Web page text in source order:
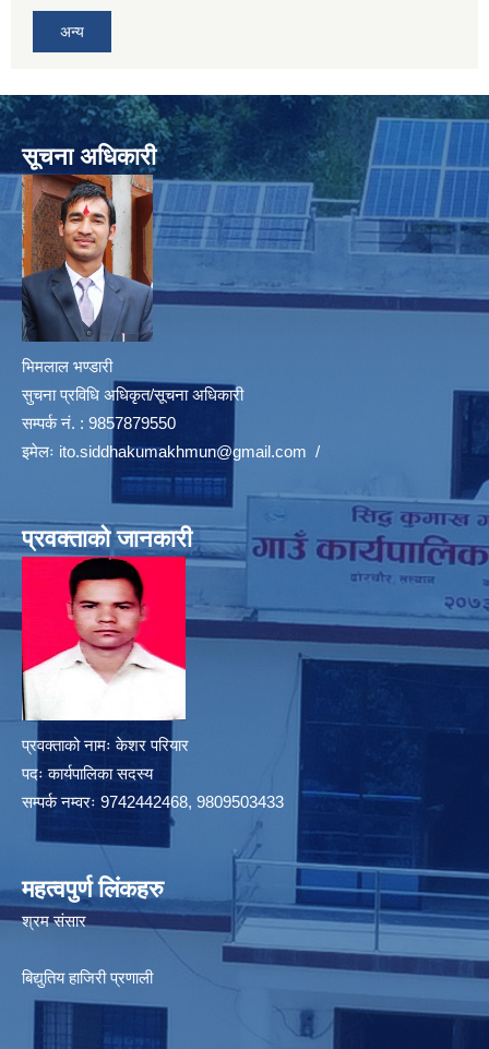
अन्य
सूचना अधिकारी
भिमलाल भण्डारी
सुचना प्रविधि अधिकृत/सूचना अधिकारी
सम्पर्क नं. : 9857879550
इमेलः ito.siddhakumakhmun@gmail.com /
प्रवक्ताको जानकारी
प्रवक्ताको नामः केशर परियार
पदः कार्यपालिका सदस्य
सम्पर्क नम्वरः 9742442468, 9809503433
महत्वपुर्ण लिंकहरु
श्रम संसार
बिद्युतिय हाजिरी प्रणाली